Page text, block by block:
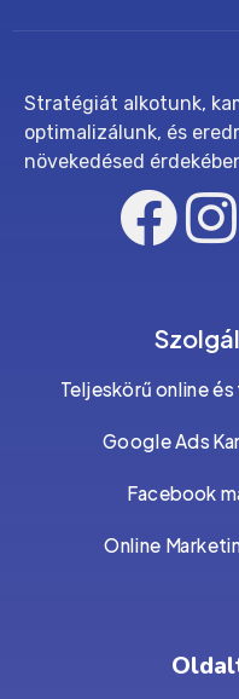
Stratégiát alkotunk,
optimalizálunk, és
növekedésed
Teljeskörű online
Google Ads
Facebook
Online